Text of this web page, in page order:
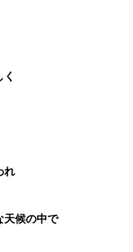
れ
天候の中で